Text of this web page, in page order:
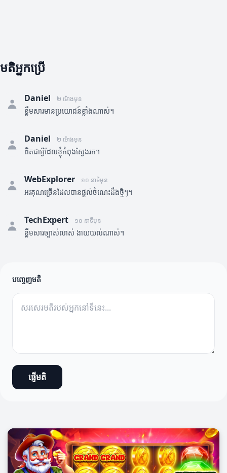
មតិអ្នកប្រើ
Daniel ២ ម៉ោងមុន
ខ្លឹមសារមានប្រយោជន៍ខ្លាំងណាស់។
Daniel ២ ម៉ោងមុន
ពិតជាអ្វីដែលខ្ញុំកំពុងស្វែងរក។
WebExplorer ១០ នាទីមុន
អរគុណច្រើនដែលបានផ្តល់ចំណេះដឹងថ្មីៗ។
TechExpert ១០ នាទីមុន
ខ្លឹមសារច្បាស់លាស់ ងាយយល់ណាស់។
បញ្ចេញមតិ
ផ្ញើមតិ